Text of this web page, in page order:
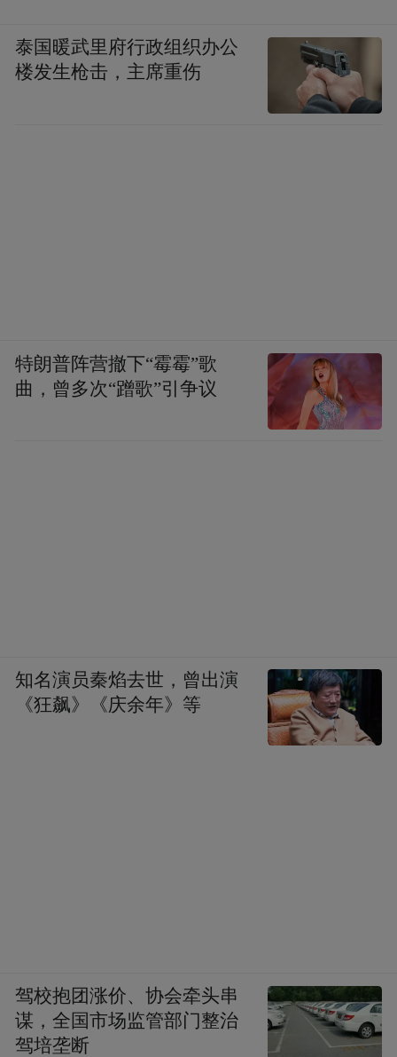
行书 拟郑板桥题跋一则 17cm×45cm
泰国暖武里府行政组织办公
楼发生枪击，主席重伤
特朗普阵营撤下“霉霉”歌
曲，曾多次“蹭歌”引争议
知名演员秦焰去世，曾出演
《狂飙》《庆余年》等
驾校抱团涨价、协会牵头串
谋，全国市场监管部门整治
驾培垄断